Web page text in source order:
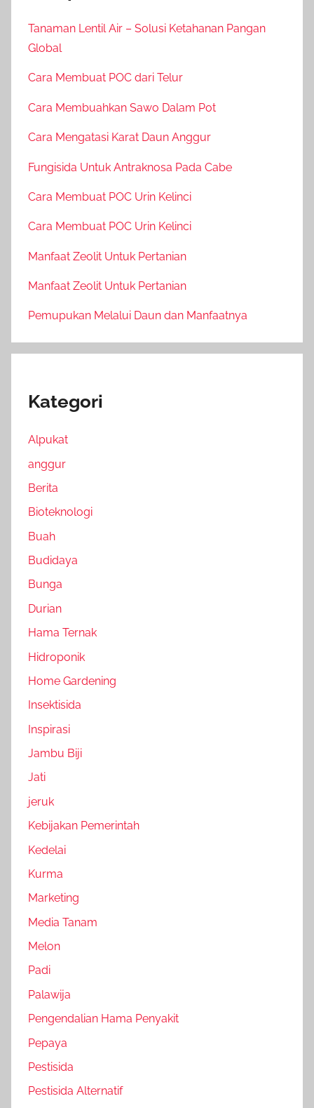
Tanaman Lentil Air – Solusi Ketahanan Pangan
Global
Cara Membuat POC dari Telur
Cara Membuahkan Sawo Dalam Pot
Cara Mengatasi Karat Daun Anggur
Fungisida Untuk Antraknosa Pada Cabe
Cara Membuat POC Urin Kelinci
Cara Membuat POC Urin Kelinci
Manfaat Zeolit Untuk Pertanian
Manfaat Zeolit Untuk Pertanian
Pemupukan Melalui Daun dan Manfaatnya
Kategori
Alpukat
anggur
Berita
Bioteknologi
Buah
Budidaya
Bunga
Durian
Hama Ternak
Hidroponik
Home Gardening
Insektisida
Inspirasi
Jambu Biji
Jati
jeruk
Kebijakan Pemerintah
Kedelai
Kurma
Marketing
Media Tanam
Melon
Padi
Palawija
Pengendalian Hama Penyakit
Pepaya
Pestisida
Pestisida Alternatif